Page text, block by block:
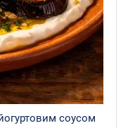
соусом